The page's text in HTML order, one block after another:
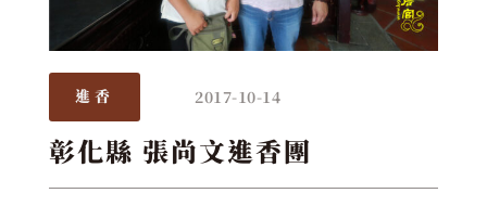
進香 2017-10-14
彰化縣 張尚文進香團